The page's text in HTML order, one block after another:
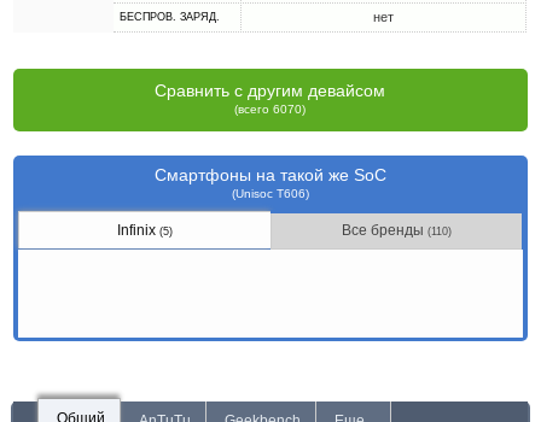
БЕСПРОВ. ЗАРЯД. нет
Сравнить с другим девайсом
(всего 6070)
Смартфоны на такой же SoC
(Unisoc T606)
Infinix(5) Все бренды(110)
Общий